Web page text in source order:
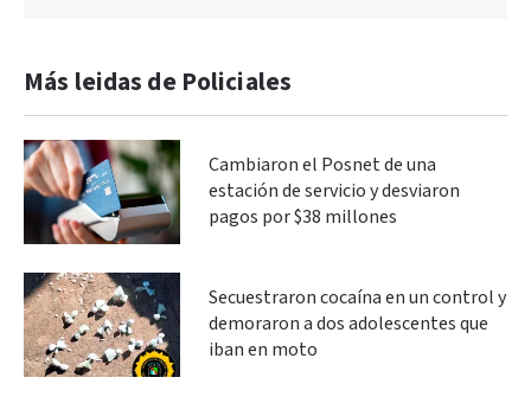
Más leidas de Policiales
Cambiaron el Posnet de una
estación de servicio y desviaron
pagos por $38 millones
Secuestraron cocaína en un control y
demoraron a dos adolescentes que
iban en moto